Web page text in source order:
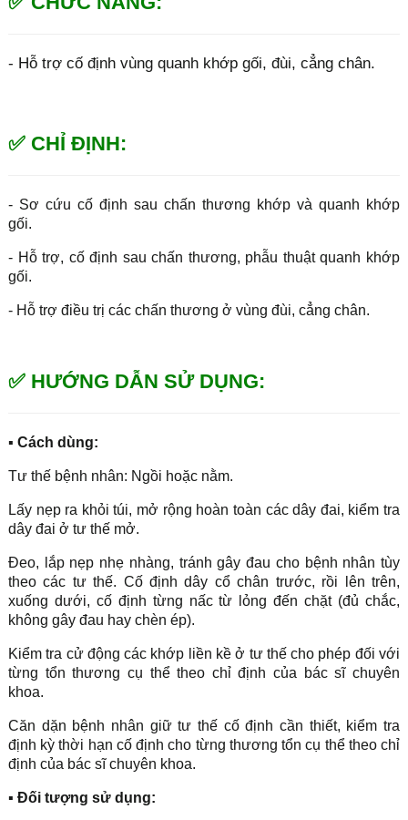
- Hỗ trợ cố định vùng quanh khớp gối, đùi, cẳng chân.
✅ CHỈ ĐỊNH:
- Sơ cứu cố định sau chấn thương khớp và quanh khớp
gối.
- Hỗ trợ, cố định sau chấn thương, phẫu thuật quanh khớp
gối.
- Hỗ trợ điều trị các chấn thương ở vùng đùi, cẳng chân.
✅ HƯỚNG DẪN SỬ DỤNG:
▪ Cách dùng:
Tư thế bệnh nhân: Ngồi hoặc nằm.
Lấy nẹp ra khỏi túi, mở rộng hoàn toàn các dây đai, kiểm tra
dây đai ở tư thế mở.
Đeo, lắp nẹp nhẹ nhàng, tránh gây đau cho bệnh nhân tùy
theo các tư thế. Cố định dây cổ chân trước, rồi lên trên,
xuống dưới, cố định từng nấc từ lỏng đến chặt (đủ chắc,
không gây đau hay chèn ép).
Kiểm tra cử động các khớp liền kề ở tư thế cho phép đối với
từng tổn thương cụ thể theo chỉ định của bác sĩ chuyên
khoa.
Căn dặn bệnh nhân giữ tư thế cố định cần thiết, kiểm tra
định kỳ thời hạn cố định cho từng thương tổn cụ thể theo chỉ
định của bác sĩ chuyên khoa.
▪ Đối tượng sử dụng: